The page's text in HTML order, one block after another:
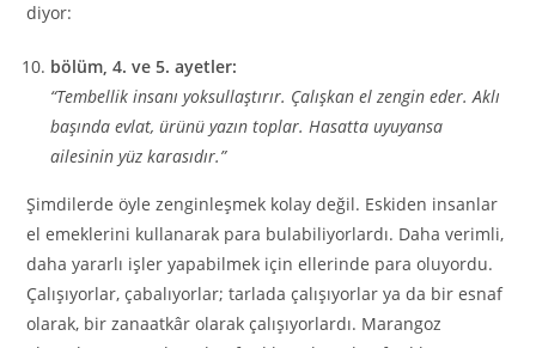
diyor:
bölüm, 4. ve 5. ayetler:
“Tembellik insanı yoksullaştırır. Çalışkan el zengin eder. Aklı
başında evlat, ürünü yazın toplar. Hasatta uyuyansa
ailesinin yüz karasıdır.”
Şimdilerde öyle zenginleşmek kolay değil. Eskiden insanlar
el emeklerini kullanarak para bulabiliyorlardı. Daha verimli,
daha yararlı işler yapabilmek için ellerinde para oluyordu.
Çalışıyorlar, çabalıyorlar; tarlada çalışıyorlar ya da bir esnaf
olarak, bir zanaatkâr olarak çalışıyorlardı. Marangoz